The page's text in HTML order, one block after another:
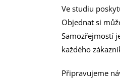
Ve studiu
Objednat si
Samozřejmostí
každého
Připravujeme